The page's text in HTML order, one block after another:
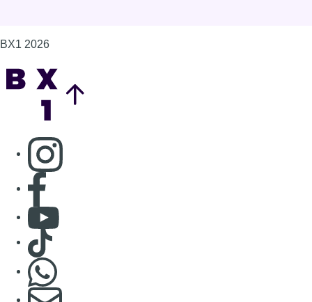
BX1 2026
Consulter page Instagram
Consulter page Facebook
Consulter Youtube
Consulter TikTok
S'abonner à notre newsletter